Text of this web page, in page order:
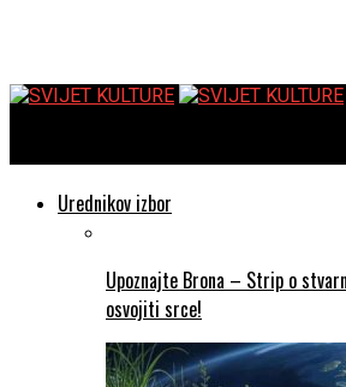
Urednikov izbor
Upoznajte Brona – Strip o
osvojiti srce!